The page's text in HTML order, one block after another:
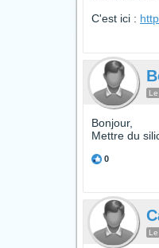
C'est ici :
Bonjour,
Mettre du
0